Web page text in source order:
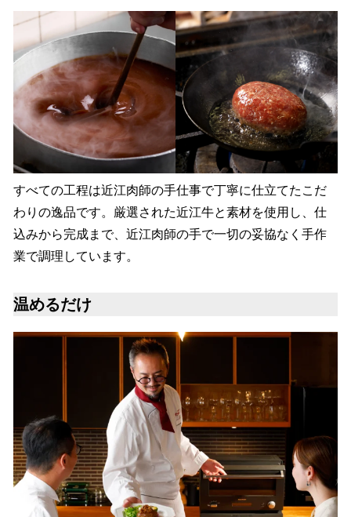
すべての工程は近江肉師の手仕事で丁寧に仕立てたこだ
わりの逸品です。厳選された近江牛と素材を使用し、仕
込みから完成まで、近江肉師の手で一切の妥協なく手作
業で調理しています。
温めるだけ